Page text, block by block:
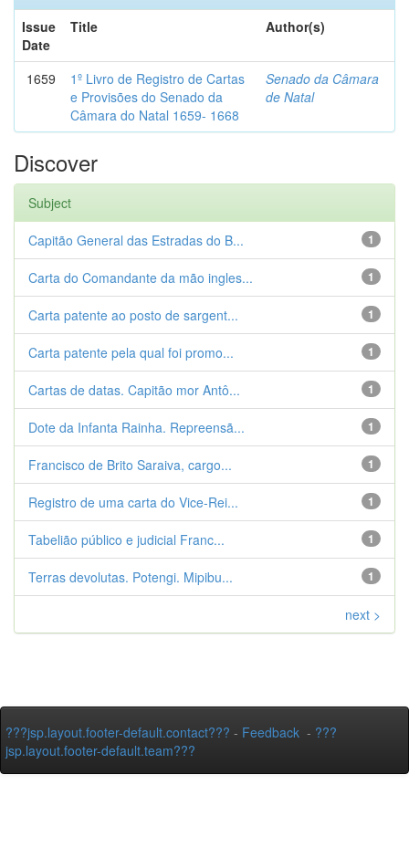
Issue
Date
Title Author(s)
1659
1º Livro de Registro de Cartas
e Provisões do Senado da
Câmara do Natal 1659- 1668
Senado da Câmara
de Natal
Discover
Subject
1
Capitão General das Estradas do B...
1
Carta do Comandante da mão ingles...
1
Carta patente ao posto de sargent...
1
Carta patente pela qual foi promo...
1
Cartas de datas. Capitão mor Antô...
1
Dote da Infanta Rainha. Repreensã...
1
Francisco de Brito Saraiva, cargo...
1
Registro de uma carta do Vice-Rei...
1
Tabelião público e judicial Franc...
1
Terras devolutas. Potengi. Mipibu...
next >
???jsp.layout.footer-default.contact??? - Feedback - ???
jsp.layout.footer-default.team???